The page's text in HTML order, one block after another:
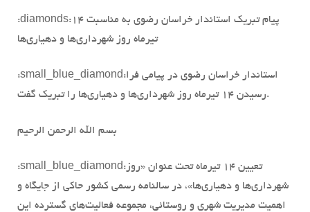
:diamonds: پیام تبریک استاندار خراسان رضوی به مناسبت ۱۴
تیرماه روز شهرداری‌ها و دهیاری‌ها
:small_blue_diamond:استاندار خراسان رضوی در پیامی فرا
رسیدن ۱۴ تیرماه روز شهرداری‌ها و دهیاری‌ها را تبریک گفت.
بسم الله الرحمن الرحیم
:small_blue_diamond: تعیین ۱۴ تیرماه تحت عنوان «روز
شهرداری‌ها و دهیاری‌ها»، در سالنامه رسمی کشور حاکی از جایگاه و
اهمیت مدیریت شهری و روستائی، مجموعه فعالیت‌های گسترده این